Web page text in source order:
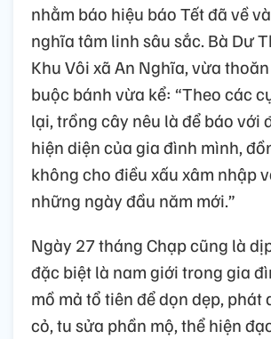
nhằm báo hiệu báo Tết đã về
nghĩa tâm linh sâu sắc. Bà Dư
Khu Vôi xã An Nghĩa, vừa
buộc bánh vừa kể: “Theo các
lại, trồng cây nêu là để báo với
hiện diện của gia đình mình,
không cho điều xấu xâm nhập
những ngày đầu năm mới.”
Ngày 27 tháng Chạp cũng là
đặc biệt là nam giới trong gia
mồ mả tổ tiên để dọn dẹp, phát
cỏ, tu sửa phần mộ, thể hiện